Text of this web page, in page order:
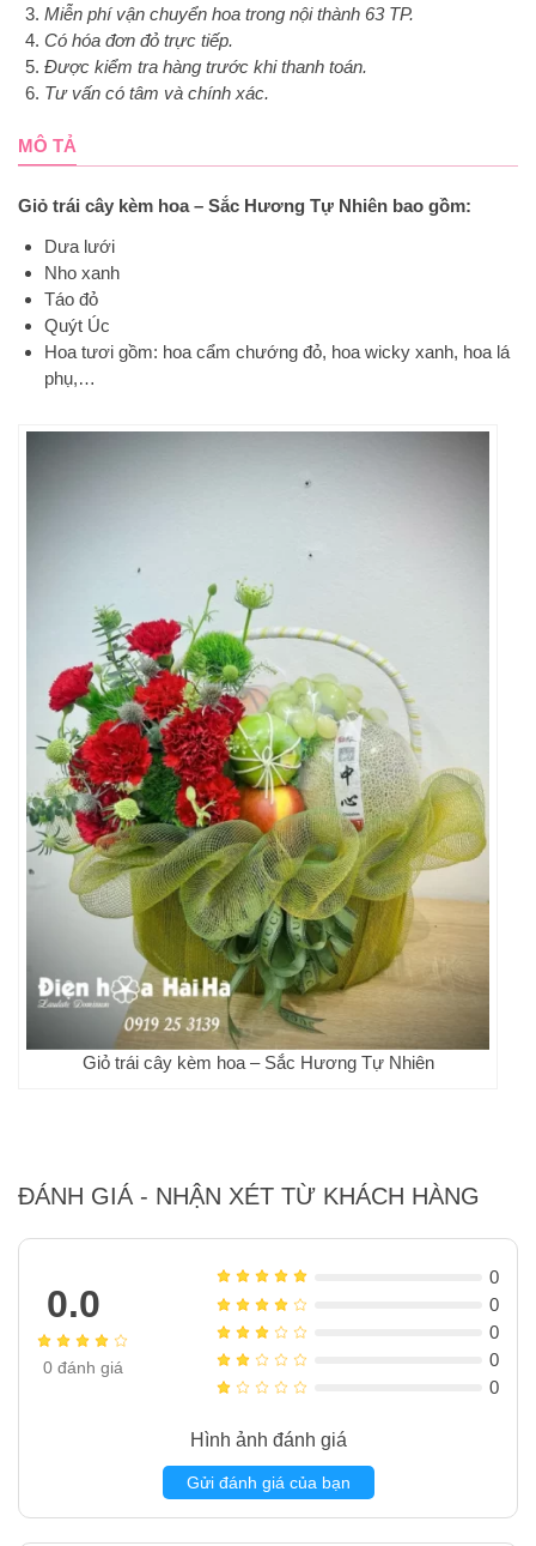
Miễn phí vận chuyển hoa trong nội thành 63 TP.
Có hóa đơn đỏ trực tiếp.
Được kiểm tra hàng trước khi thanh toán.
Tư vấn có tâm và chính xác.
MÔ TẢ
Giỏ trái cây kèm hoa – Sắc Hương Tự Nhiên bao gồm:
Dưa lưới
Nho xanh
Táo đỏ
Quýt Úc
Hoa tươi gồm: hoa cẩm chướng đỏ, hoa wicky xanh, hoa lá
phụ,…
Giỏ trái cây kèm hoa – Sắc Hương Tự Nhiên
ĐÁNH GIÁ - NHẬN XÉT TỪ KHÁCH HÀNG
0.0
0đánh giá
0
0
0
0
0
Hình ảnh đánh giá
Gửi đánh giá của bạn